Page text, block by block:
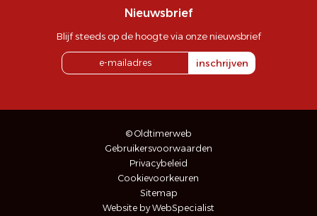
Nieuwsbrief
Blijf steeds op de hoogte via onze nieuwsbrief
inschrijven
© Oldtimerweb
Gebruikersvoorwaarden
Privacybeleid
Cookievoorkeuren
Sitemap
Website by WebSpecialist